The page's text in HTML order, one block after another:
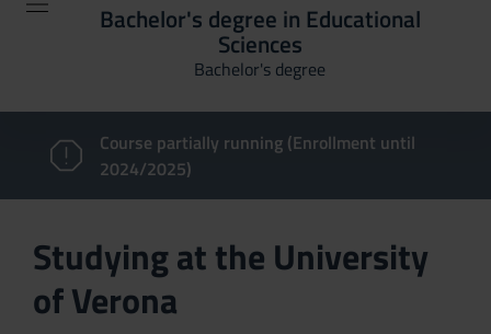
Bachelor's degree in Educational
Sciences
Bachelor's degree
Course partially running (Enrollment until
2024/2025)
Studying at the University
of Verona